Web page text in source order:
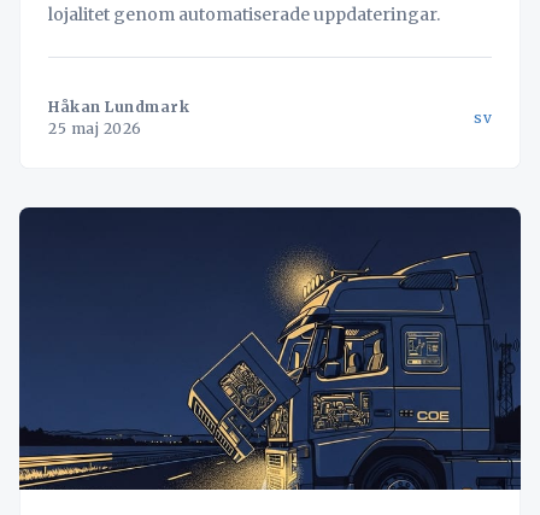
lojalitet genom automatiserade uppdateringar.
Håkan Lundmark
25 maj 2026
sv